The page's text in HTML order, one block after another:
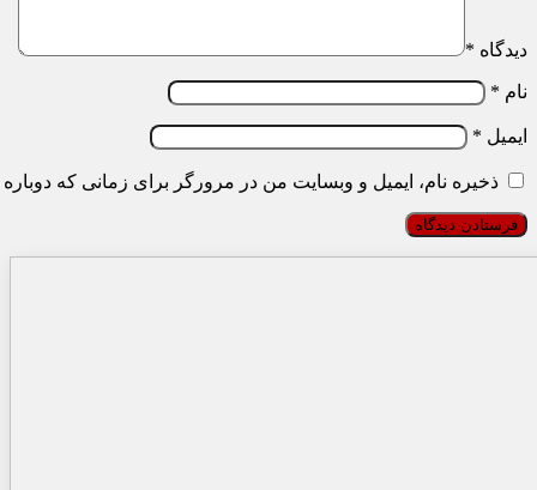
دیدگاه *
نام *
ایمیل *
ذخیره نام، ایمیل و وبسایت من در مرورگر برای زمانی که